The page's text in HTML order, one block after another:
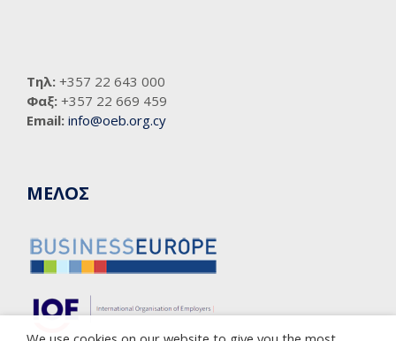
Τηλ: +357 22 643 000
Φαξ: +357 22 669 459
Email: info@oeb.org.cy
ΜΕΛΟΣ